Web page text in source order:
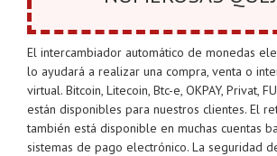
El intercambiador automático de monedas
lo ayudará a realizar una compra, venta o
virtual. Bitcoin, Litecoin, Btc-e, OKPAY, Privat,
están disponibles para nuestros clientes. El
también está disponible en muchas cuentas
sistemas de pago electrónico. La seguridad